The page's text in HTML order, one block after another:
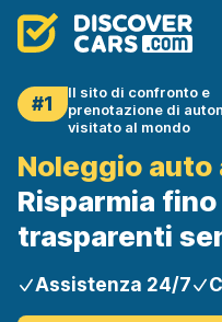
#1
Il sito di confronto e
prenotazione di
visitato al mondo
Noleggio auto
Risparmia
trasparenti
Assistenza 24/7